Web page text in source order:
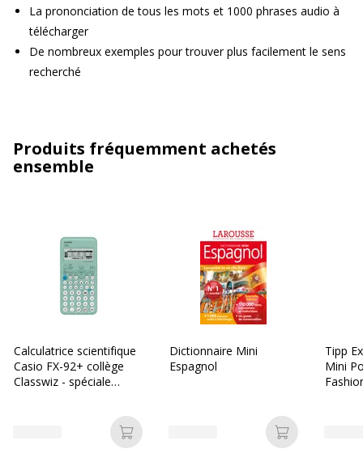
La prononciation de tous les mots et 1000 phrases audio à
télécharger
De nombreux exemples pour trouver plus facilement le sens
recherché
Produits fréquemment achetés
ensemble
Calculatrice scientifique
Casio FX-92+ collège
Classwiz - spéciale
Ajouter au panier
Dictionnaire Mini
Espagnol
Ajouter au
Tipp
Mini